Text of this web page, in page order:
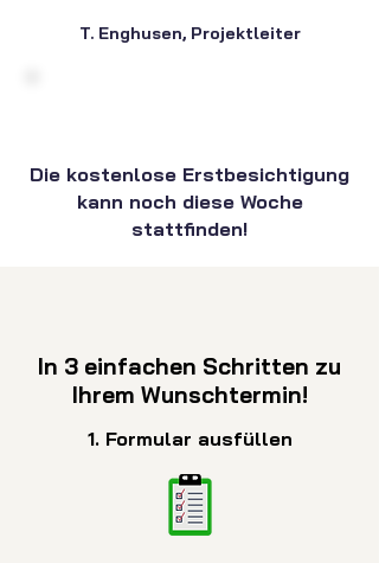
T. Enghusen, Projektleiter
Die kostenlose Erstbesichtigung
kann noch diese Woche
stattfinden!
In 3 einfachen Schritten zu
Ihrem Wunschtermin!
1. Formular ausfüllen